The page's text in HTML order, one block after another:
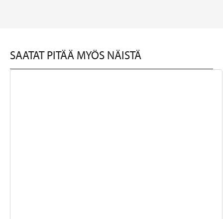
SAATAT PITÄÄ MYÖS NÄISTÄ